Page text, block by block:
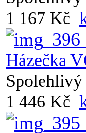
1 167 Kč
Házečka
1 446 Kč